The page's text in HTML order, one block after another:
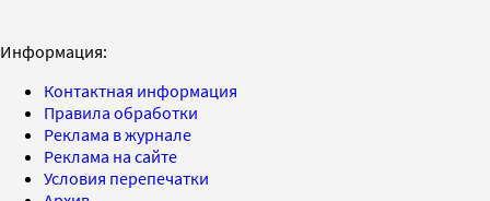
Информация:
Контактная информация
Правила обработки
Реклама в журнале
Реклама на сайте
Условия перепечатки